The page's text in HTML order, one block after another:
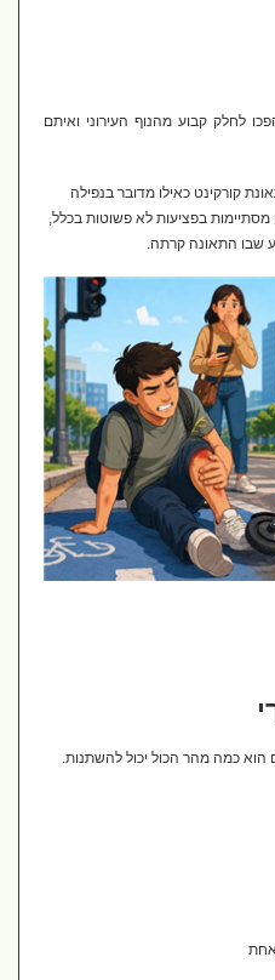
לחלק קבוע מהנוף העירוני ואיתם
קורקינט כאילו מדובר בנפילה
בפציעות לא פשוטות בכלל,
התאונה קרתה.
כמה מהר הכול יכול להשתנות.